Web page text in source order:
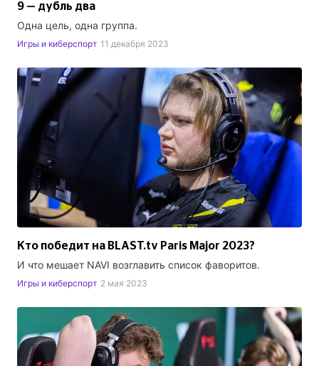
9 — дубль два
Одна цель, одна группа.
Игры и киберспорт 11 декабря 2023
Кто победит на BLAST.tv Paris Major 2023?
И что мешает NAVI возглавить список фаворитов.
Игры и киберспорт 2 мая 2023